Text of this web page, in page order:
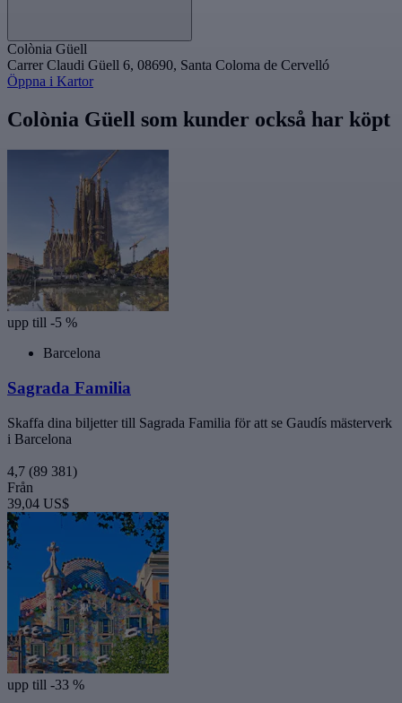
Colònia Güell
Carrer Claudi Güell 6, 08690, Santa Coloma de Cervelló
Öppna i Kartor
Colònia Güell som kunder också har köpt
upp till -5 %
Barcelona
Sagrada Familia
Skaffa dina biljetter till Sagrada Familia för att se Gaudís mästerverk
i Barcelona
4,7 (89 381)
Från
39,04 US$
upp till -33 %